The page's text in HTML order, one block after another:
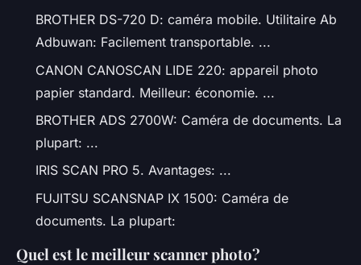
BROTHER DS-720 D: caméra mobile. Utilitaire Ab
Adbuwan: Facilement transportable. ...
CANON CANOSCAN LIDE 220: appareil photo
papier standard. Meilleur: économie. ...
BROTHER ADS 2700W: Caméra de documents. La
plupart: ...
IRIS SCAN PRO 5. Avantages: ...
FUJITSU SCANSNAP IX 1500: Caméra de
documents. La plupart:
Quel est le meilleur scanner photo?